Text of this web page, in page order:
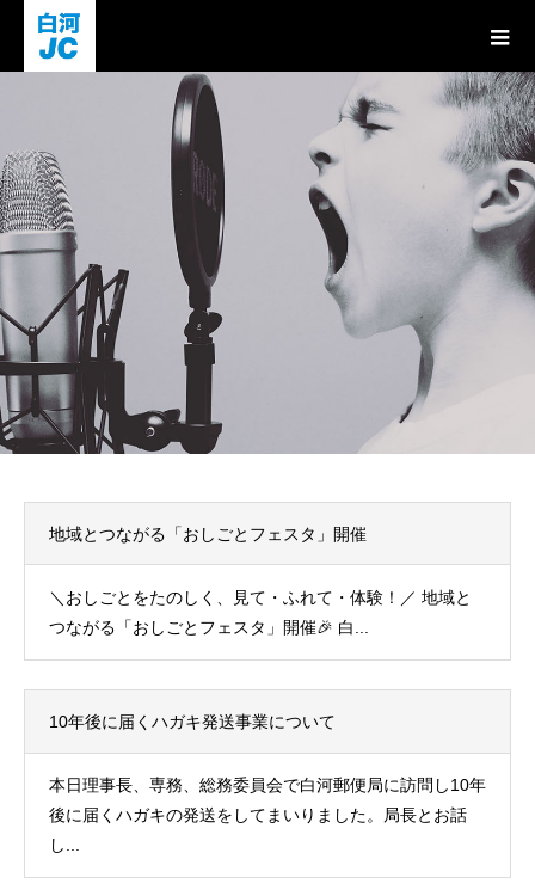
地域とつながる「おしごとフェスタ」開催
＼おしごとをたのしく、見て・ふれて・体験！／ 地域と
つながる「おしごとフェスタ」開催🎉 白...
10年後に届くハガキ発送事業について
本日理事長、専務、総務委員会で白河郵便局に訪問し10年
後に届くハガキの発送をしてまいりました。局長とお話
し...